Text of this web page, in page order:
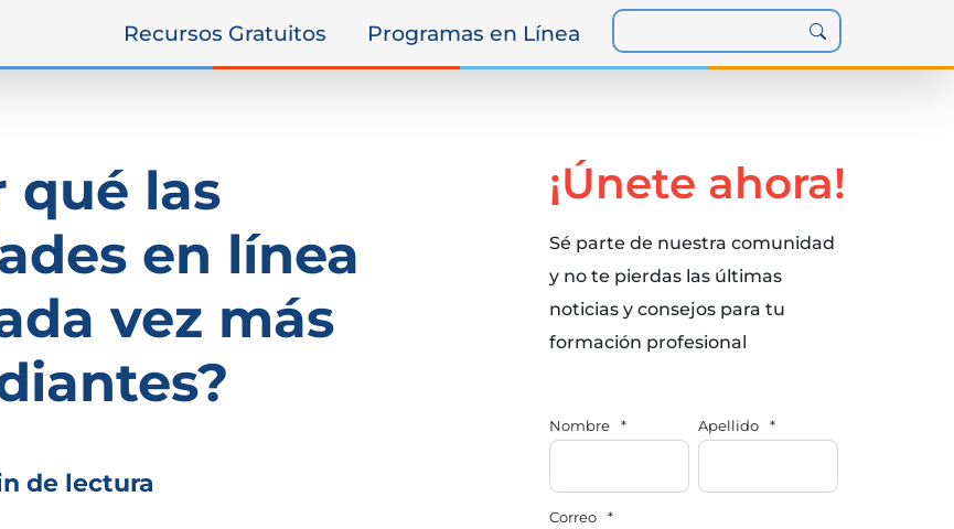
Recursos Gratuitos Programas en Línea
qué las
en línea
vez más
de lectura
¡Únete ahora!
Sé parte de nuestra comunidad
y no te pierdas las últimas
noticias y consejos para tu
formación profesional
Nombre * Apellido *
Correo *